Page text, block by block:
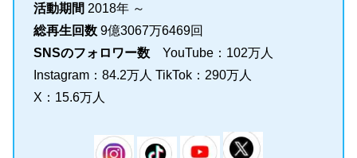
活動期間 2018年 ～
総再生回数 9億3067万6469回
SNSのフォロワー数 YouTube：102万人
Instagram：84.2万人 TikTok：290万人
X：15.6万人